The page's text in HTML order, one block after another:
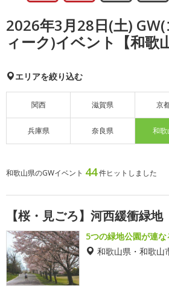
2026年3月28日(土)
ィーク)イベント【和歌
エリアを絞り込む
関西 滋賀県 京
兵庫県 奈良県 和歌
和歌山県のGWイベント 44件ヒットしました
【桜・見ごろ】河西緩衝緑地
5つの緑地公園が連
和歌山県・和歌山